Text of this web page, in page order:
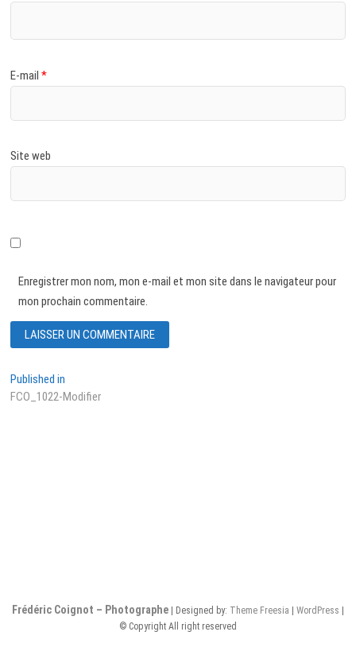
E-mail*
Site web
Enregistrer mon nom, mon e-mail et mon site dans le navigateur pour
mon prochain commentaire.
Navigation
de
Published in
FCO_1022-Modifier
Frédéric Coignot – Photographe| Designed by: Theme Freesia | WordPress |
© Copyright All right reserved